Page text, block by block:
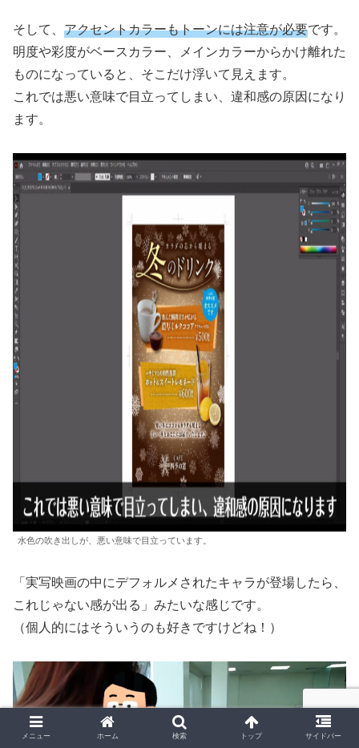
そして、 アクセントカラーもトーンには注意が必要です。
明度や彩度がベースカラー、メインカラーからかけ離れた
ものになっていると、そこだけ浮いて見えます。
これでは悪い意味で目立ってしまい、違和感の原因になり
ます。
水色の吹き出しが、悪い意味で目立っています。
「実写映画の中にデフォルメされたキャラが登場したら、
これじゃない感が出る」みたいな感じです。
（個人的にはそういうのも好きですけどね！）
メニュー ホーム 検索 トップ サイドバー